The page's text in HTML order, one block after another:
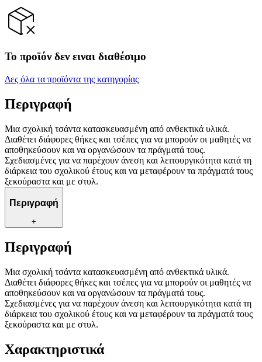
Το προϊόν δεν ειναι διαθέσιμο
Δες όλα τα προϊόντα της κατηγορίας
Περιγραφή
Μια σχολική τσάντα κατασκευασμένη από ανθεκτικά υλικά.
Διαθέτει διάφορες θήκες και τσέπες για να μπορούν οι μαθητές να
αποθηκεύσουν και να οργανώσουν τα πράγματά τους.
Σχεδιασμένες για να παρέχουν άνεση και λειτουργικότητα κατά τη
διάρκεια του σχολικού έτους και να μεταφέρουν τα πράγματά τους
ξεκούραστα και με στυλ.
Περιγραφή
+
Περιγραφή
Μια σχολική τσάντα κατασκευασμένη από ανθεκτικά υλικά.
Διαθέτει διάφορες θήκες και τσέπες για να μπορούν οι μαθητές να
αποθηκεύσουν και να οργανώσουν τα πράγματά τους.
Σχεδιασμένες για να παρέχουν άνεση και λειτουργικότητα κατά τη
διάρκεια του σχολικού έτους και να μεταφέρουν τα πράγματά τους
ξεκούραστα και με στυλ.
Χαρακτηριστικά